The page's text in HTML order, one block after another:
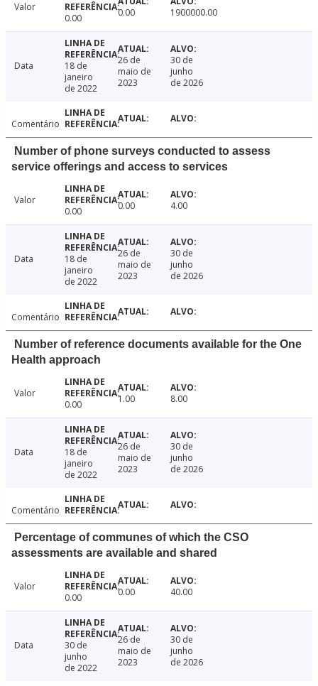
Valor
0.00
0.00 1900000.00
Data
18 de
janeiro
de 2022
26 de
maio de
2023
30 de
junho
de 2026
Comentário
Number of phone surveys conducted to assess
service offerings and access to services
Valor
0.00
0.00 4.00
Data
18 de
janeiro
de 2022
26 de
maio de
2023
30 de
junho
de 2026
Comentário
Number of reference documents available for the One
Health approach
Valor
0.00
1.00 8.00
Data
18 de
janeiro
de 2022
26 de
maio de
2023
30 de
junho
de 2026
Comentário
Percentage of communes of which the CSO
assessments are available and shared
Valor
0.00
0.00 40.00
Data
30 de
junho
de 2022
26 de
maio de
2023
30 de
junho
de 2026